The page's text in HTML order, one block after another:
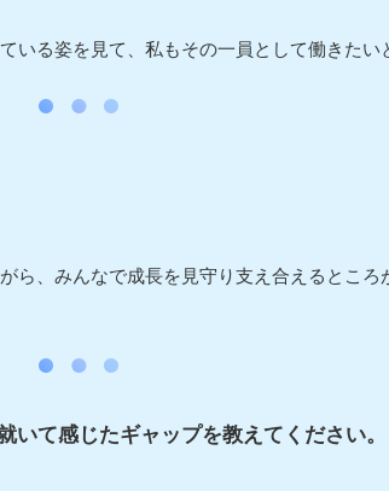
いる姿を見て、私もその一員として働きたい
ら、みんなで成長を見守り支え合えるところ
て感じたギャップを教えてください。